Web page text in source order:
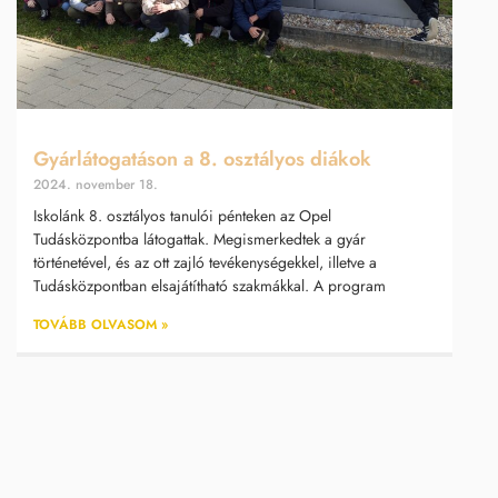
Gyárlátogatáson a 8. osztályos diákok
2024. november 18.
Iskolánk 8. osztályos tanulói pénteken az Opel
Tudásközpontba látogattak. Megismerkedtek a gyár
történetével, és az ott zajló tevékenységekkel, illetve a
Tudásközpontban elsajátítható szakmákkal. A program
TOVÁBB OLVASOM »